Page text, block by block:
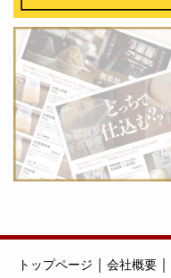
トップページ ｜ 会社概要 ｜